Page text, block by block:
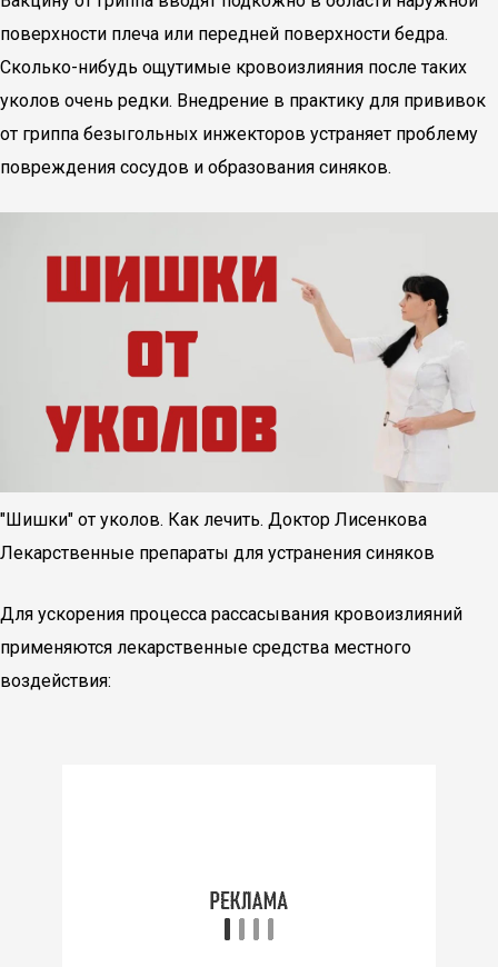
поверхности плеча или передней поверхности бедра.
Сколько-нибудь ощутимые кровоизлияния после таких
уколов очень редки. Внедрение в практику для прививок
от гриппа безыгольных инжекторов устраняет проблему
повреждения сосудов и образования синяков.
"Шишки" от уколов. Как лечить. Доктор Лисенкова
Лекарственные препараты для устранения синяков
Для ускорения процесса рассасывания кровоизлияний
применяются лекарственные средства местного
воздействия: